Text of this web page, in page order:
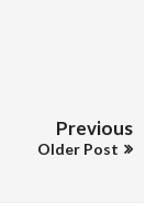
Previous
Older Post